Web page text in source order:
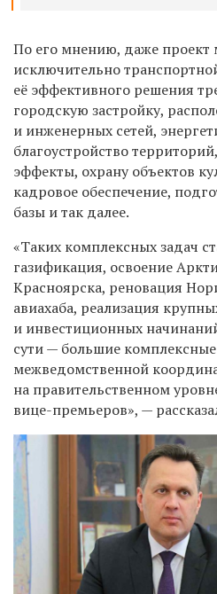
По его мнению, даже проект
исключительно
её эффективного решения
городскую застройку,
и инженерных сетей,
благоустройство
эффекты, охрану объектов
кадровое обеспечение,
базы и так далее.
«Таких комплексных задач
газификация, освоение
Красноярска, реновация
авиахаба, реализация
и инвестиционных
сути — большие
межведомственной
на правительственном
вице-премьеров», —